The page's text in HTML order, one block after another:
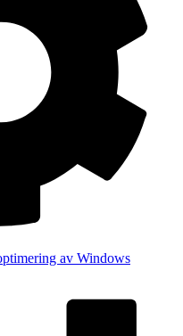
av Windows